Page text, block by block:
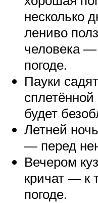
несколько
лениво
человека
погоде.
Пауки
будет
Летней
— перед
Вечером
кричат — к
погоде.